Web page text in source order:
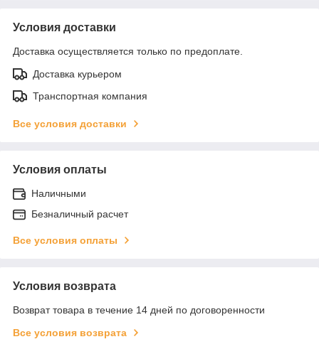
Условия доставки
Доставка осуществляется только по предоплате.
Доставка курьером
Транспортная компания
Все условия доставки
Условия оплаты
Наличными
Безналичный расчет
Все условия оплаты
Условия возврата
Возврат товара в течение 14 дней по договоренности
Все условия возврата